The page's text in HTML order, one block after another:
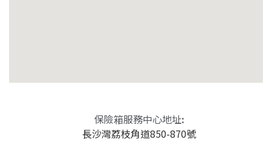
保險箱服務中心地址:
長沙灣荔枝角道850-870號